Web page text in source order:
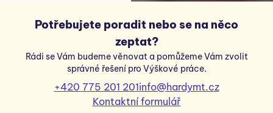
Potřebujete poradit nebo se na něco
zeptat?
Rádi se Vám budeme věnovat a pomůžeme Vám zvolit
správné řešení pro Výškové práce.
+420 775 201 201info@hardymt.cz
Kontaktní formulář